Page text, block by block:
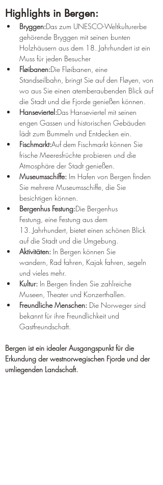
Highlights in Bergen:
Bryggen:Das zum UNESCO-Weltkulturerbe
gehörende Bryggen mit seinen bunten
Holzhäusern aus dem 18. Jahrhundert ist ein
Muss für jeden Besucher
Fløibanen:Die Fløibanen, eine
Standseilbahn, bringt Sie auf den Fløyen, von
wo aus Sie einen atemberaubenden Blick auf
die Stadt und die Fjorde genießen können.
Hanseviertel:Das Hanseviertel mit seinen
engen Gassen und historischen Gebäuden
lädt zum Bummeln und Entdecken ein.
Fischmarkt:Auf dem Fischmarkt können Sie
frische Meeresfrüchte probieren und die
Atmosphäre der Stadt genießen.
Museumsschiffe: Im Hafen von Bergen finden
Sie mehrere Museumsschiffe, die Sie
besichtigen können.
Bergenhus Festung:Die Bergenhus
Festung, eine Festung aus dem
13. Jahrhundert, bietet einen schönen Blick
auf die Stadt und die Umgebung.
Aktivitäten: In Bergen können Sie
wandern, Rad fahren, Kajak fahren, segeln
und vieles mehr.
Kultur: In Bergen finden Sie zahlreiche
Museen, Theater und Konzerthallen.
Freundliche Menschen: Die Norweger sind
bekannt für ihre Freundlichkeit und
Gastfreundschaft.
Bergen ist ein idealer Ausgangspunkt für die
Erkundung der westnorwegischen Fjorde und der
umliegenden Landschaft.